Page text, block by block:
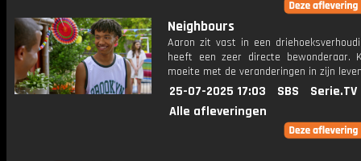
Neighbours
Aaron zit vast in een
heeft een zeer directe bewonderaar.
moeite met de veranderingen in zijn
25-07-2025 17:03 SBS
Serie.TV
Alle afleveringen